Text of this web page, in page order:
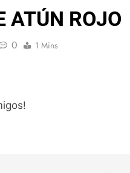
ATÚN ROJO
0 1 Mins